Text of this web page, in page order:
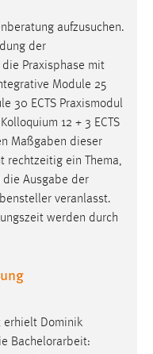
aufzusuchen.
der
Praxisphase mit
Module 25
30 ECTS Praxismodul
12 + 3 ECTS
Maßgaben dieser
rechtzeitig ein Thema,
die Ausgabe der
veranlasst.
werden durch
erhielt Dominik
Bachelorarbeit:
und Social Media
werden von diesen